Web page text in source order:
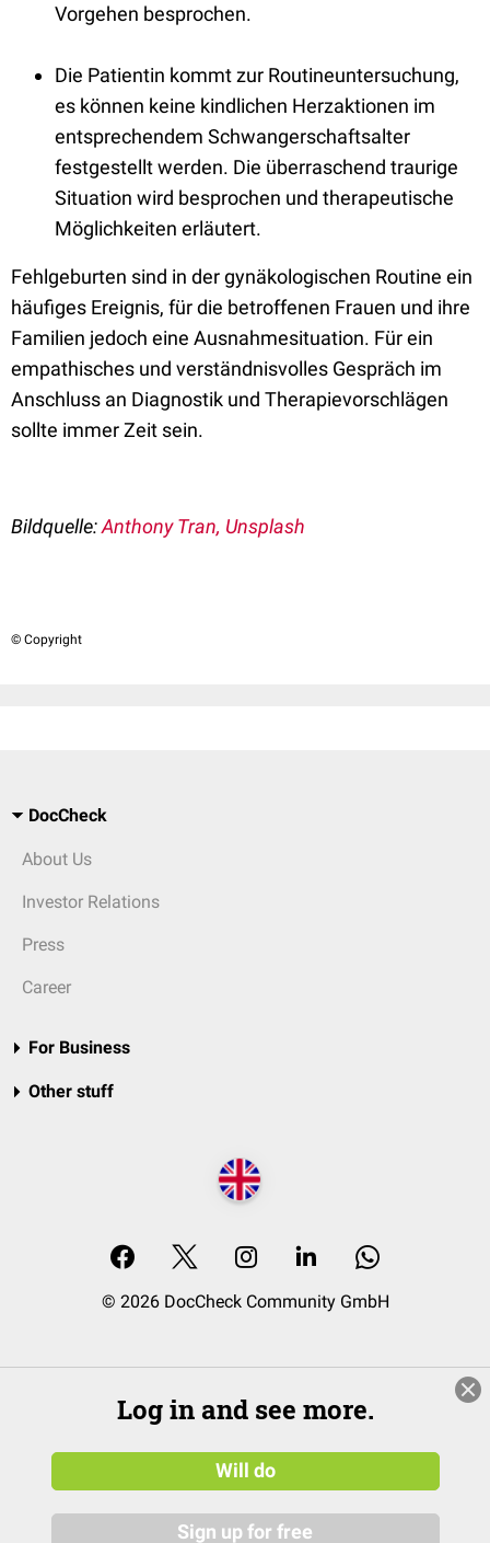
Vorgehen besprochen.
Die Patientin kommt zur Routineuntersuchung,
es können keine kindlichen Herzaktionen im
entsprechendem Schwangerschaftsalter
festgestellt werden. Die überraschend traurige
Situation wird besprochen und therapeutische
Möglichkeiten erläutert.
Fehlgeburten sind in der gynäkologischen Routine ein
häufiges Ereignis, für die betroffenen Frauen und ihre
Familien jedoch eine Ausnahmesituation. Für ein
empathisches und verständnisvolles Gespräch im
Anschluss an Diagnostik und Therapievorschlägen
sollte immer Zeit sein.
Bildquelle:Anthony Tran, Unsplash
© Copyright
DocCheck
About Us
Investor Relations
Press
Career
For Business
Other stuff
© 2026 DocCheck Community GmbH
Log in and see more.
Will do
Sign up for free